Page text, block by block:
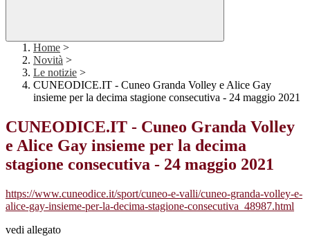
Home >
Novità >
Le notizie >
CUNEODICE.IT - Cuneo Granda Volley e Alice Gay
insieme per la decima stagione consecutiva - 24 maggio 2021
CUNEODICE.IT - Cuneo Granda Volley
e Alice Gay insieme per la decima
stagione consecutiva - 24 maggio 2021
https://www.cuneodice.it/sport/cuneo-e-valli/cuneo-granda-volley-e-
alice-gay-insieme-per-la-decima-stagione-consecutiva_48987.html
vedi allegato